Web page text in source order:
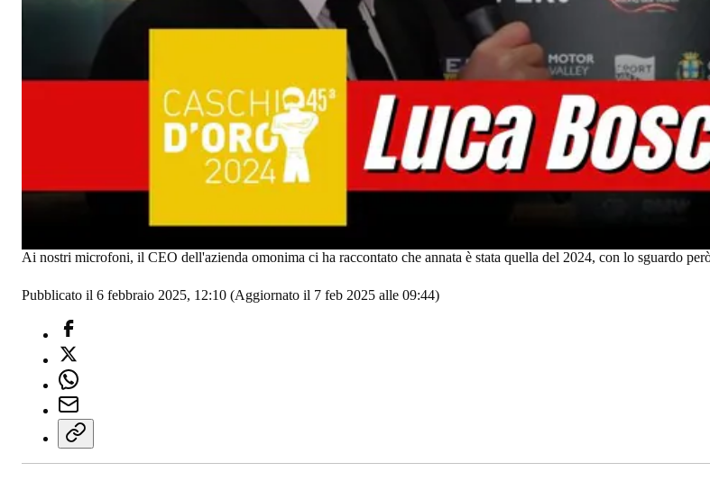
Ai nostri microfoni, il CEO dell'azienda omonima ci ha raccontato che annata è stata quella del 2024, con lo sguardo
Pubblicato il 6 febbraio 2025, 12:10 (Aggiornato il 7 feb 2025 alle 09:44)